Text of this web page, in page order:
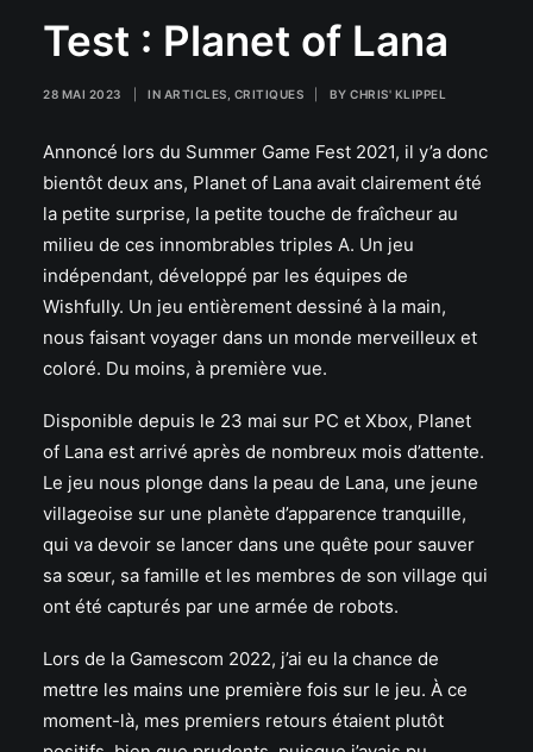
Test : Planet of Lana
28 MAI 2023 IN ARTICLES CRITIQUES BY CHRIS' KLIPPEL
Annoncé lors du Summer Game Fest 2021, il y’a donc
bientôt deux ans, Planet of Lana avait clairement été
la petite surprise, la petite touche de fraîcheur au
milieu de ces innombrables triples A. Un jeu
indépendant, développé par les équipes de
Wishfully. Un jeu entièrement dessiné à la main,
nous faisant voyager dans un monde merveilleux et
coloré. Du moins, à première vue.
Disponible depuis le 23 mai sur PC et Xbox, Planet
of Lana est arrivé après de nombreux mois d’attente.
Le jeu nous plonge dans la peau de Lana, une jeune
villageoise sur une planète d’apparence tranquille,
qui va devoir se lancer dans une quête pour sauver
sa sœur, sa famille et les membres de son village qui
ont été capturés par une armée de robots.
Lors de la Gamescom 2022, j’ai eu la chance de
mettre les mains une première fois sur le jeu. À ce
moment-là, mes premiers retours étaient plutôt